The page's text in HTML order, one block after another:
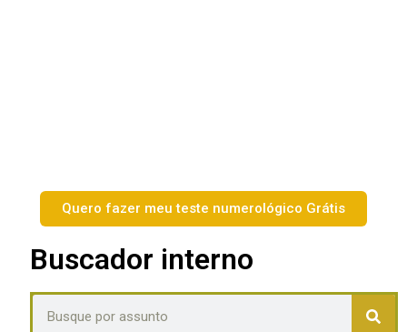
Quero fazer meu teste numerológico Grátis
Buscador interno